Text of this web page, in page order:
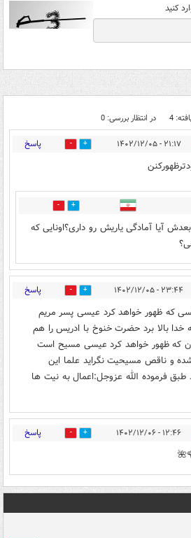
کنید
4 در انتظار بررسی: 0
۲۱:۱۷ - ۱۴۰۲/۱۲/۰۵ 3 پاسخ
0
آیا آمادگی یاریش رو داری؟اونایی که
۲۳:۴۴ - ۱۴۰۲/۱۲/۰۵ 0 پاسخ
که ظهور خواهد کرد عیسی پسر مریم
بالا برد حضرت خنوخ با ادریس را هم
که ظهور خواهد کرد عیسی مسیح است
و ناقص مسیحیت نگراید علما این
طبق فرموده الله عزوجل:اعمال به نیت ها
۱۲:۴۶ - ۱۴۰۲/۱۲/۰۶ 2 پاسخ